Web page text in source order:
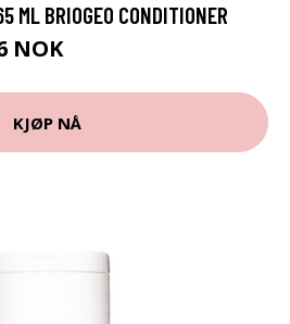
ML BRIOGEO CONDITIONER
NOK
KJØP NÅ